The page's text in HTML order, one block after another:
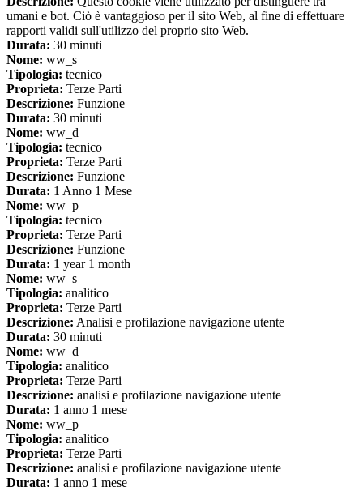
umani e bot. Ciò è vantaggioso per il sito Web, al fine di effettuare
rapporti validi sull'utilizzo del proprio sito Web.
Durata: 30 minuti
Nome: ww_s
Tipologia: tecnico
Proprieta: Terze Parti
Descrizione: Funzione
Durata: 30 minuti
Nome: ww_d
Tipologia: tecnico
Proprieta: Terze Parti
Descrizione: Funzione
Durata: 1 Anno 1 Mese
Nome: ww_p
Tipologia: tecnico
Proprieta: Terze Parti
Descrizione: Funzione
Durata: 1 year 1 month
Nome: ww_s
Tipologia: analitico
Proprieta: Terze Parti
Descrizione: Analisi e profilazione navigazione utente
Durata: 30 minuti
Nome: ww_d
Tipologia: analitico
Proprieta: Terze Parti
Descrizione: analisi e profilazione navigazione utente
Durata: 1 anno 1 mese
Nome: ww_p
Tipologia: analitico
Proprieta: Terze Parti
Descrizione: analisi e profilazione navigazione utente
Durata: 1 anno 1 mese